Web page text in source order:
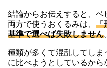
結論からお伝えすると、
両方で使うおくるみは、 「
基準で選べば失敗しません
種類が多くて混乱してし
に比べようとしているから